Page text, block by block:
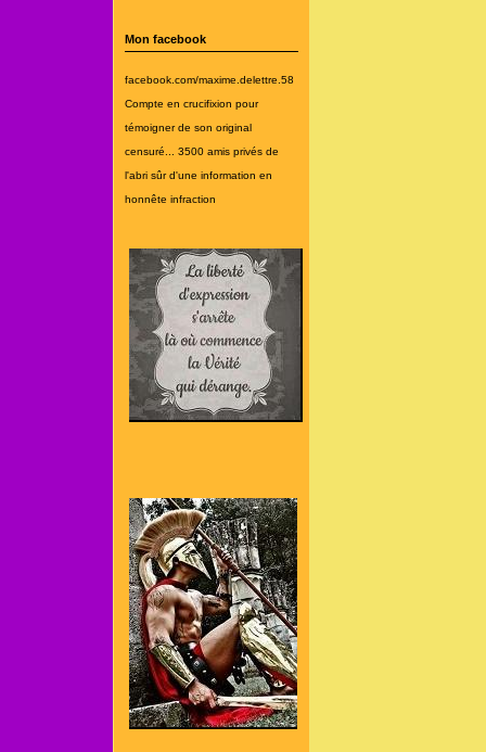
Mon facebook
facebook.com/maxime.delettre.58
Compte en crucifixion pour
témoigner de son original
censuré... 3500 amis privés de
l'abri sûr d'une information en
honnête infraction